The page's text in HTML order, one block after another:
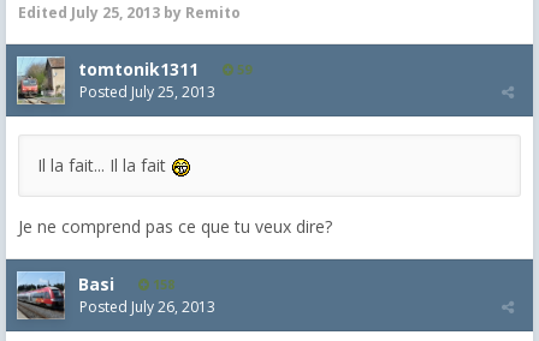
Edited July 25, 2013 by Remito
tomtonik1311 59
Posted July 25, 2013
Il la fait... Il la fait
Je ne comprend pas ce que tu veux dire?
Basi 158
Posted July 26, 2013